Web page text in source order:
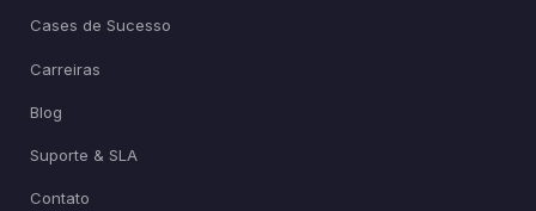
Cases de Sucesso
Carreiras
Blog
Suporte & SLA
Contato